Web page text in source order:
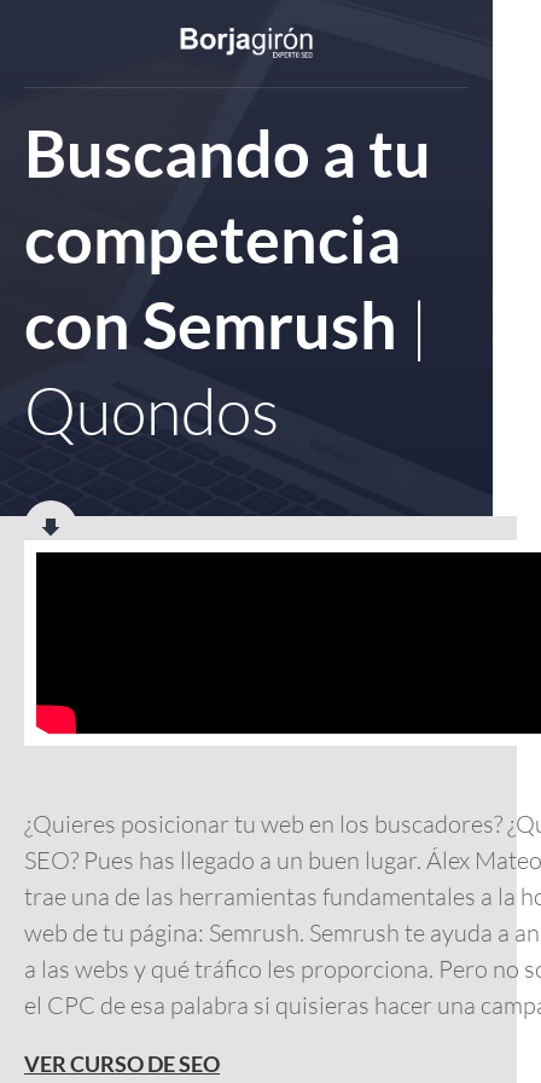
Buscando a tu
competencia
con Semrush |
Quondos
¿Quieres posicionar tu web en los buscadores?
SEO? Pues has llegado a un buen lugar. Álex
trae una de las herramientas fundamentales a la
web de tu página: Semrush. Semrush te ayuda a
a las webs y qué tráfico les proporciona. Pero no
el CPC de esa palabra si quisieras hacer una
VER CURSO DE SEO